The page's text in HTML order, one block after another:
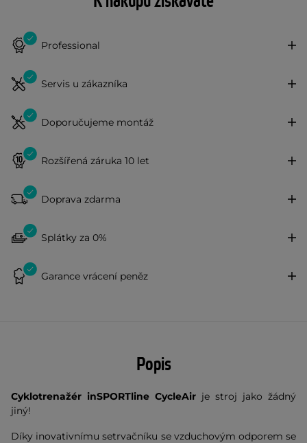
Professional
Servis u zákazníka
Doporučujeme montáž
Rozšířená záruka 10 let
Doprava zdarma
Splátky za 0%
Garance vrácení peněz
Popis
Cyklotrenažér inSPORTline CycleAir je stroj jako žádný
jiný!
Díky inovativnímu setrvačníku se vzduchovým odporem se